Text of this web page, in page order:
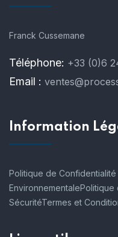
Franck Cussemane
Téléphone: +33 (0)6
Email :
Information
Politique de
EnvironnementalePolitique
SécuritéTermes et